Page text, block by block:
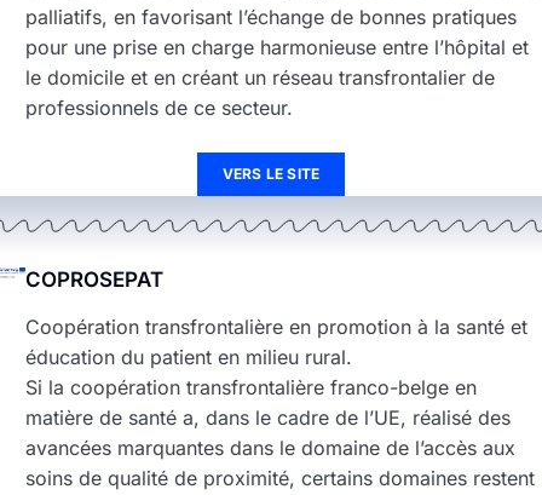
palliatifs, en favorisant l’échange de bonnes pratiques
pour une prise en charge harmonieuse entre l’hôpital et
le domicile et en créant un réseau transfrontalier de
professionnels de ce secteur.
VERS LE SITE
COPROSEPAT
Coopération transfrontalière en promotion à la santé et
éducation du patient en milieu rural.
Si la coopération transfrontalière franco-belge en
matière de santé a, dans le cadre de l’UE, réalisé des
avancées marquantes dans le domaine de l’accès aux
soins de qualité de proximité, certains domaines restent